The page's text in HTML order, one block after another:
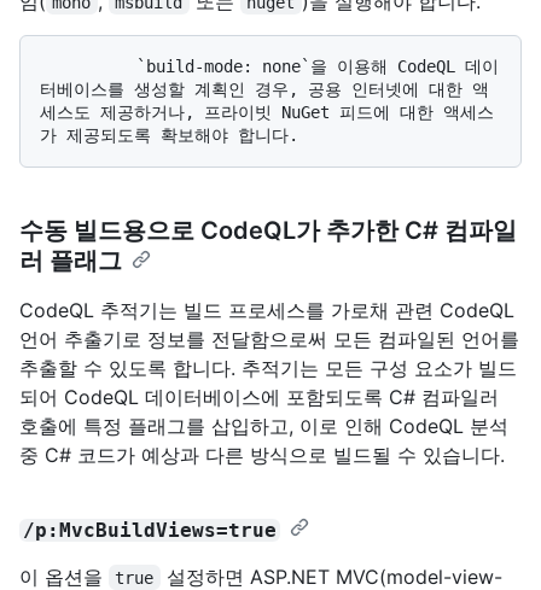
터베이스를 생성할 계획인 경우, 공용 인터넷에 대한 액
세스도 제공하거나, 프라이빗 NuGet 피드에 대한 액세스
수동 빌드용으로 CodeQL가 추가한 C# 컴파일
러 플래그
CodeQL 추적기는 빌드 프로세스를 가로채 관련 CodeQL
언어 추출기로 정보를 전달함으로써 모든 컴파일된 언어를
추출할 수 있도록 합니다. 추적기는 모든 구성 요소가 빌드
되어 CodeQL 데이터베이스에 포함되도록 C# 컴파일러
호출에 특정 플래그를 삽입하고, 이로 인해 CodeQL 분석
중 C# 코드가 예상과 다른 방식으로 빌드될 수 있습니다.
/p:MvcBuildViews=true
이 옵션을 true 설정하면 ASP.NET MVC(model-view-